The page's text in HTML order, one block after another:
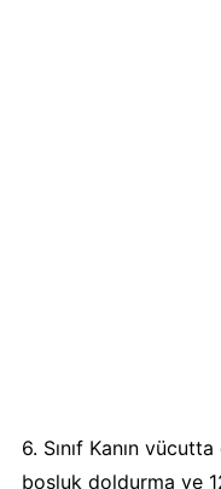
6. Sınıf Kanın
boşluk doldurma ve